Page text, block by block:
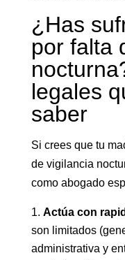
¿Has
por falta
legales
saber
Si crees que tu
de vigilancia
como abogado
Actúa con
son limitados
administrativa y